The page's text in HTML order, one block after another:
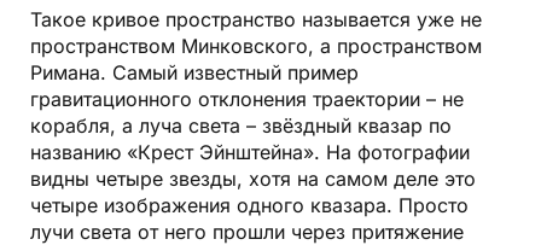
Такое кривое пространство называется уже не
пространством Минковского, а пространством
Римана. Самый известный пример
гравитационного отклонения траектории – не
корабля, а луча света – звёздный квазар по
названию «Крест Эйнштейна». На фотографии
видны четыре звезды, хотя на самом деле это
четыре изображения одного квазара. Просто
лучи света от него прошли через притяжение